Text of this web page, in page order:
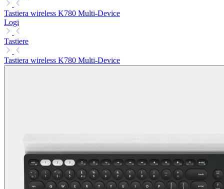
Tastiera wireless K780 Multi-Device
Logi
Tastiere
Tastiera wireless K780 Multi-Device